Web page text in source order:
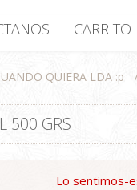
CARRITO
QUIERA LDA :p
500 GRS
Lo sentimos-